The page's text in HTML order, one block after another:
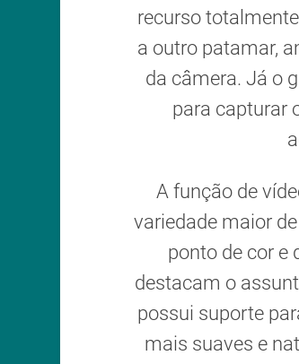
recurso
a outro patamar,
da câmera. Já o
para capturar
A função de
variedade maior
ponto de cor e
destacam o
possui suporte
mais suaves e